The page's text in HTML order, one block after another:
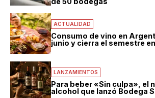
ACTUALIDAD
Consumo de vino en
junio y cierra el semestre
LANZAMIENTOS
Para beber «Sin culpa», el
alcohol que lanzó Bodega